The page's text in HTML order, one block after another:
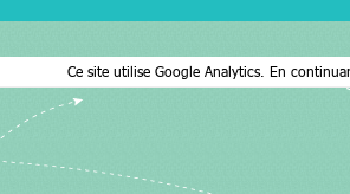
Ce site utilise Google Analytics. En